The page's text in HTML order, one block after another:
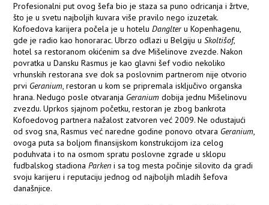
Profesionalni put ovog šefa bio je staza sa puno odricanja i žrtve,
što je u svetu najboljih kuvara više pravilo nego izuzetak.
Kofoedova karijera počela je u hoteluDanglteru Kopenhagenu,
gde je radio kao honorarac. Ubrzo odlazi u Belgiju uSkoltišof,
hotel sa restoranom okićenim sa dve Mišelinove zvezde. Nakon
povratka u Dansku Rasmus je kao glavni šef vodio nekoliko
vrhunskih restorana sve dok sa poslovnim partnerom nije otvorio
prvi Geranium, restoran u kom se pripremala isključivo organska
hrana. Nedugo posle otvaranja Geranium dobija jednu Mišelinovu
zvezdu. Uprkos sjajnom početku, restoran je zbog bankrota
Kofoedovog partnera nažalost zatvoren već 2009. Ne odustajući
od svog sna, Rasmus već naredne godine ponovo otvara Geranium,
ovoga puta sa boljom finansijskom konstrukcijom iza celog
poduhvata i to na osmom spratu poslovne zgrade u sklopu
fudbalskog stadionaParken i sa tog mesta počinje silovito da gradi
svoju karijeru i reputaciju jednog od najboljih mladih šefova
današnjice.